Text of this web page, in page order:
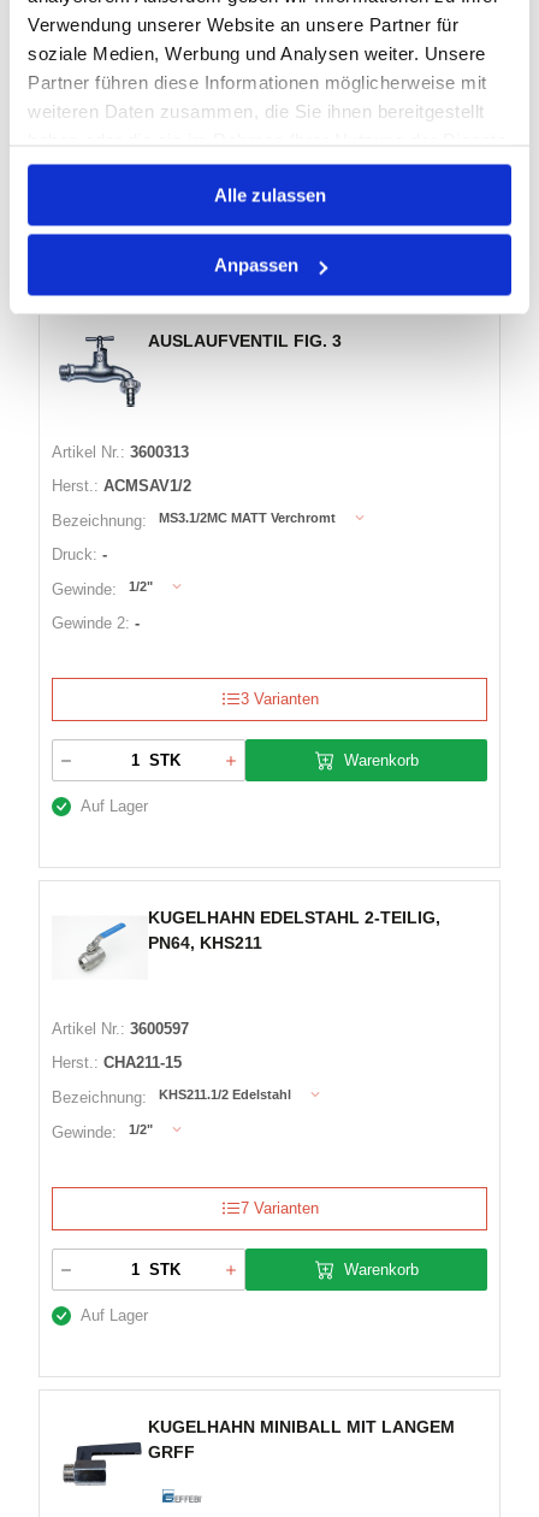
Verwendung unserer Website an unsere Partner für
soziale Medien, Werbung und Analysen weiter. Unsere
Partner führen diese Informationen möglicherweise mit
weiteren Daten zusammen, die Sie ihnen bereitgestellt
gesammelt haben.
Alle zulassen
Anpassen
Dichtung:
Durchflussfaktor:
16 Varianten
Auf Lager
AUSLAUFVENTIL FIG. 3
Artikel Nr.: 3600313
Herst.: ACMSAV1/2
Bezeichnung:
MS3.1/2MC MATT Verchromt
Druck: -
Gewinde:
1/2"
Gewinde 2: -
3 Varianten
STK Warenkorb
Auf Lager
KUGELHAHN EDELSTAHL 2-TEILIG,
PN64, KHS211
Artikel Nr.: 3600597
Herst.: CHA211-15
Bezeichnung:
KHS211.1/2 Edelstahl
Gewinde: 1/2"
7 Varianten
STK Warenkorb
Auf Lager
KUGELHAHN MINIBALL MIT LANGEM
GRFF